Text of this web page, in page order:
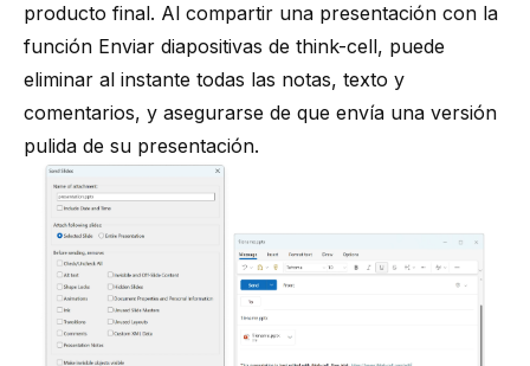
producto final. Al compartir una presentación con la
función Enviar diapositivas de think-cell, puede
eliminar al instante todas las notas, texto y
comentarios, y asegurarse de que envía una versión
pulida de su presentación.